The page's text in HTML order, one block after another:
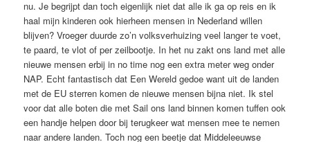
nu. Je begrijpt dan toch eigenlijk niet dat alle ik ga op reis en ik
haal mijn kinderen ook hierheen mensen in Nederland willen
blijven? Vroeger duurde zo’n volksverhuizing veel langer te voet,
te paard, te vlot of per zeilbootje. In het nu zakt ons land met alle
nieuwe mensen erbij in no time nog een extra meter weg onder
NAP. Echt fantastisch dat Een Wereld gedoe want uit de landen
met de EU sterren komen de nieuwe mensen bijna niet. Ik stel
voor dat alle boten die met Sail ons land binnen komen tuffen ook
een handje helpen door bij terugkeer wat mensen mee te nemen
naar andere landen. Toch nog een beetje dat Middeleeuwse